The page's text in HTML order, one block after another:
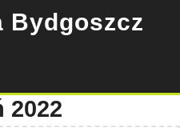
Bydgoszcz
2022